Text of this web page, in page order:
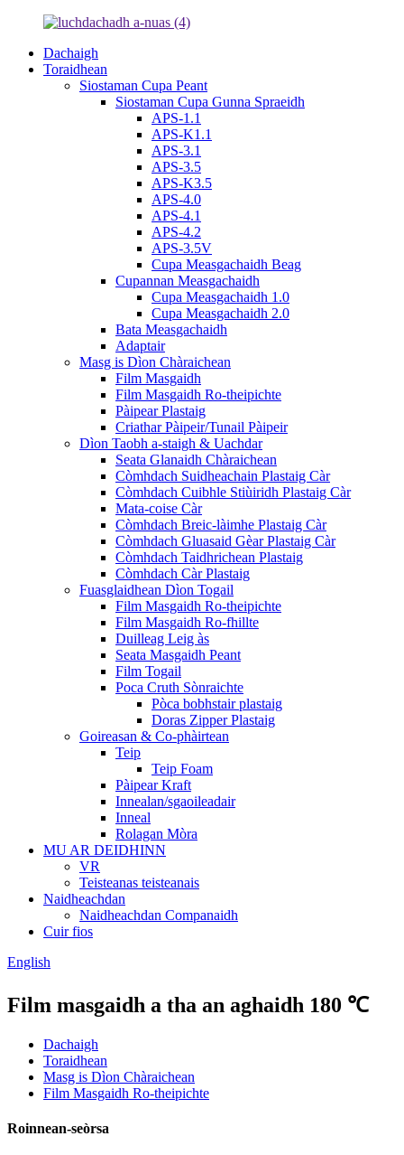
Dachaigh
Toraidhean
Siostaman Cupa Peant
Siostaman Cupa Gunna Spraeidh
APS-1.1
APS-K1.1
APS-3.1
APS-3.5
APS-K3.5
APS-4.0
APS-4.1
APS-4.2
APS-3.5V
Cupa Measgachaidh Beag
Cupannan Measgachaidh
Cupa Measgachaidh 1.0
Cupa Measgachaidh 2.0
Bata Measgachaidh
Adaptair
Masg is Dìon Chàraichean
Film Masgaidh
Film Masgaidh Ro-theipichte
Pàipear Plastaig
Criathar Pàipeir/Tunail Pàipeir
Dìon Taobh a-staigh & Uachdar
Seata Glanaidh Chàraichean
Còmhdach Suidheachain Plastaig Càr
Còmhdach Cuibhle Stiùiridh Plastaig Càr
Mata-coise Càr
Còmhdach Breic-làimhe Plastaig Càr
Còmhdach Gluasaid Gèar Plastaig Càr
Còmhdach Taidhrichean Plastaig
Còmhdach Càr Plastaig
Fuasglaidhean Dìon Togail
Film Masgaidh Ro-theipichte
Film Masgaidh Ro-fhillte
Duilleag Leig às
Seata Masgaidh Peant
Film Togail
Poca Cruth Sònraichte
Pòca bobhstair plastaig
Doras Zipper Plastaig
Goireasan & Co-phàirtean
Teip
Teip Foam
Pàipear Kraft
Innealan/sgaoileadair
Inneal
Rolagan Mòra
MU AR DEIDHINN
VR
Teisteanas teisteanais
Naidheachdan
Naidheachdan Companaidh
Cuir fios
English
Film masgaidh a tha an aghaidh 180 ℃
Dachaigh
Toraidhean
Masg is Dìon Chàraichean
Film Masgaidh Ro-theipichte
Roinnean-seòrsa